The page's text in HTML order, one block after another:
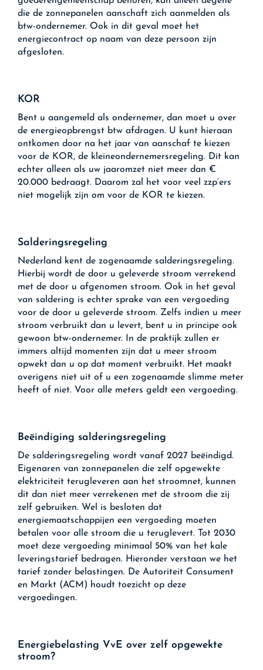
die de zonnepanelen aanschaft zich aanmelden als
btw-ondernemer. Ook in dit geval moet het
energiecontract op naam van deze persoon zijn
afgesloten.
KOR
Bent u aangemeld als ondernemer, dan moet u over
de energieopbrengst btw afdragen. U kunt hieraan
ontkomen door na het jaar van aanschaf te kiezen
voor de KOR, de kleineondernemersregeling. Dit kan
echter alleen als uw jaaromzet niet meer dan €
20.000 bedraagt. Daarom zal het voor veel zzp’ers
niet mogelijk zijn om voor de KOR te kiezen.
Salderingsregeling
Nederland kent de zogenaamde salderingsregeling.
Hierbij wordt de door u geleverde stroom verrekend
met de door u afgenomen stroom. Ook in het geval
van saldering is echter sprake van een vergoeding
voor de door u geleverde stroom. Zelfs indien u meer
stroom verbruikt dan u levert, bent u in principe ook
gewoon btw-ondernemer. In de praktijk zullen er
immers altijd momenten zijn dat u meer stroom
opwekt dan u op dat moment verbruikt. Het maakt
overigens niet uit of u een zogenaamde slimme meter
heeft of niet. Voor alle meters geldt een vergoeding.
Beëindiging salderingsregeling
De salderingsregeling wordt vanaf 2027 beëindigd.
Eigenaren van zonnepanelen die zelf opgewekte
elektriciteit terugleveren aan het stroomnet, kunnen
dit dan niet meer verrekenen met de stroom die zij
zelf gebruiken. Wel is besloten dat
energiemaatschappijen een vergoeding moeten
betalen voor alle stroom die u teruglevert. Tot 2030
moet deze vergoeding minimaal 50% van het kale
leveringstarief bedragen. Hieronder verstaan we het
tarief zonder belastingen. De Autoriteit Consument
en Markt (ACM) houdt toezicht op deze
vergoedingen.
Energiebelasting VvE over zelf opgewekte
stroom?